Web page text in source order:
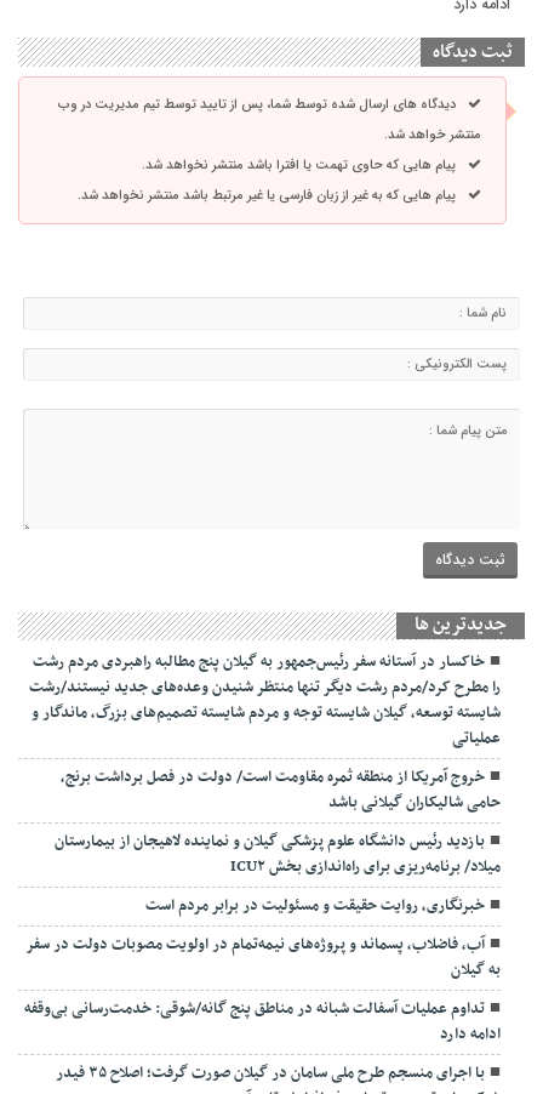
ثبت دیدگاه
دیدگاه های ارسال شده توسط شما، پس از تایید توسط تیم مدیریت در وب
منتشر خواهد شد.
پیام هایی که حاوی تهمت یا افترا باشد منتشر نخواهد شد.
پیام هایی که به غیر از زبان فارسی یا غیر مرتبط باشد منتشر نخواهد شد.
جديدترين ها
خاکسار در آستانه سفر رئیس‌جمهور به گیلان پنج مطالبه راهبردی مردم رشت
را مطرح کرد/مردم رشت دیگر تنها منتظر شنیدن وعده‌های جدید نیستند/رشت
شایسته توسعه، گیلان شایسته توجه و مردم شایسته تصمیم‌های بزرگ، ماندگار و
عملیاتی
خروج آمریکا از منطقه ثمره مقاومت است/ دولت در فصل برداشت برنج،
حامی شالیکاران گیلانی باشد
بازدید رئیس دانشگاه علوم پزشکی گیلان و نماینده لاهیجان از بیمارستان
میلاد/ برنامه‌ریزی برای راه‌اندازی بخش ICU۲
خبرنگاری، روایت حقیقت و مسئولیت‌ در برابر مردم است
آب، فاضلاب، پسماند و پروژه‌های نیمه‌تمام در اولویت مصوبات دولت در سفر
به گیلان
تداوم عملیات آسفالت‌ شبانه در مناطق پنج گانه/شوقی: خدمت‌رسانی بی‌وقفه
ادامه دارد
با اجرای منسجم طرح ملی سامان در گیلان صورت گرفت؛ اصلاح ۳۵ فیدر